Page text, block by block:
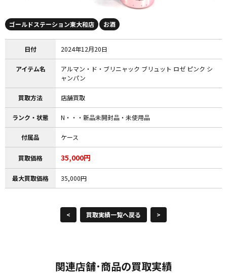
ゴールドステーション東大和店 お酒
日付 2024年12月20日
アイテム名
アルマン・ド・ブリニャック ブリュット ロゼ ピンク シ
ャンパン
買取方法 店舗買取
ランク・状態 N・・・新品未開封品・未使用品
付属品 ケース
買取価格 35,000円
最大買取価格 35,000円
< 買取実績一覧へ戻る >
関連店舗･商品の買取実績